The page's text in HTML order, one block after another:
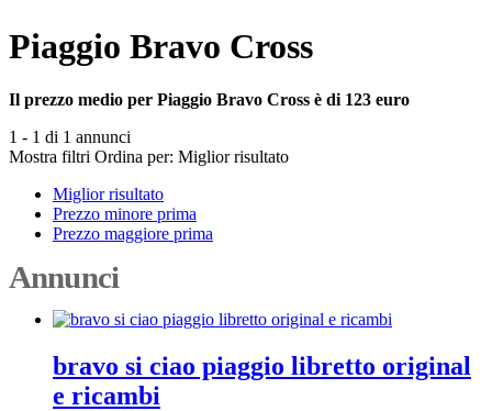
Piaggio Bravo Cross
Il prezzo medio per Piaggio Bravo Cross è di 123 euro
1 - 1 di 1 annunci
Mostra filtri Ordina per: Miglior risultato
Miglior risultato
Prezzo minore prima
Prezzo maggiore prima
Annunci
bravo si ciao piaggio libretto original
e ricambi